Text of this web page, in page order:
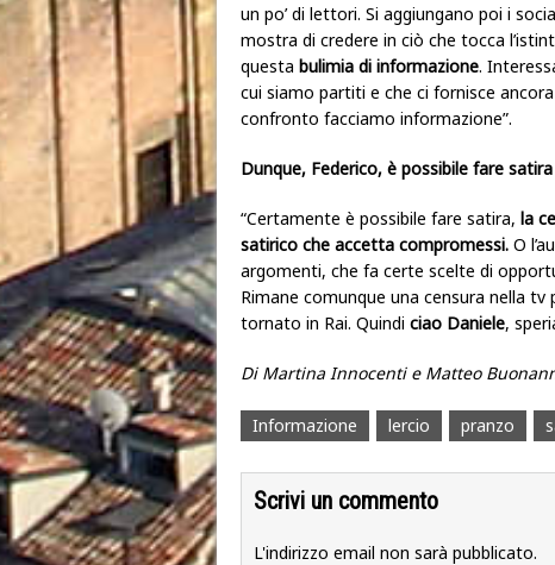
un po’ di lettori. Si aggiungano poi i
mostra di credere in ciò che tocca
questa bulimia di informazione.
cui siamo partiti e che ci fornisce
confronto facciamo informazione”.
Dunque, Federico, è possibile fare
“Certamente è possibile fare satira, la
satirico che accetta compromessi. O
argomenti, che fa certe scelte di
Rimane comunque una censura nella
tornato in Rai. Quindi ciao Daniele,
Di Martina Innocenti e Matteo
Informazione lercio pranzo
Scrivi un commento
L'indirizzo email non sarà pubblicato.